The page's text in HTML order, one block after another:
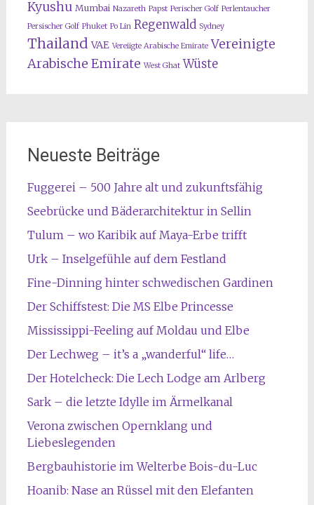
Kyushu Mumbai Nazareth Papst Perischer Golf Perlentaucher
Persischer Golf Phuket Po Lin Regenwald Sydney
Thailand VAE Vereiigte Arabische Emirate Vereinigte
Arabische Emirate West Ghat Wüste
Neueste Beiträge
Fuggerei – 500 Jahre alt und zukunftsfähig
Seebrücke und Bäderarchitektur in Sellin
Tulum – wo Karibik auf Maya-Erbe trifft
Urk – Inselgefühle auf dem Festland
Fine-Dinning hinter schwedischen Gardinen
Der Schiffstest: Die MS Elbe Princesse
Mississippi-Feeling auf Moldau und Elbe
Der Lechweg – it’s a „wanderful“ life…
Der Hotelcheck: Die Lech Lodge am Arlberg
Sark – die letzte Idylle im Ärmelkanal
Verona zwischen Opernklang und
Liebeslegenden
Bergbauhistorie im Welterbe Bois-du-Luc
Hoanib: Nase an Rüssel mit den Elefanten